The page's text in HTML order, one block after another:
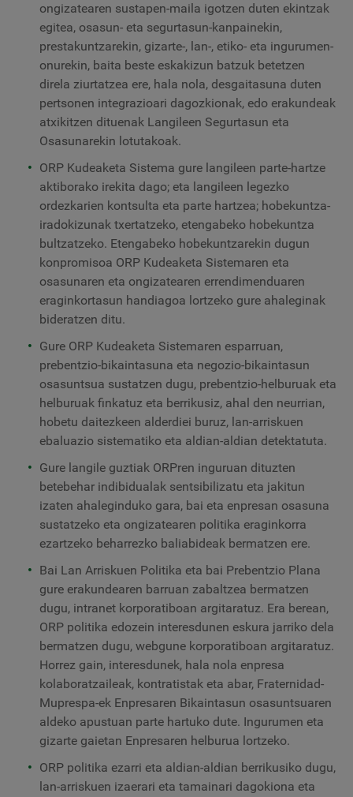
ongizatearen sustapen-maila igotzen duten ekintzak
egitea, osasun- eta segurtasun-kanpainekin,
prestakuntzarekin, gizarte-, lan-, etiko- eta ingurumen-
onurekin, baita beste eskakizun batzuk betetzen
direla ziurtatzea ere, hala nola, desgaitasuna duten
pertsonen integrazioari dagozkionak, edo erakundeak
atxikitzen dituenak Langileen Segurtasun eta
Osasunarekin lotutakoak.
ORP Kudeaketa Sistema gure langileen parte-hartze
aktiborako irekita dago; eta langileen legezko
ordezkarien kontsulta eta parte hartzea; hobekuntza-
iradokizunak txertatzeko, etengabeko hobekuntza
bultzatzeko. Etengabeko hobekuntzarekin dugun
konpromisoa ORP Kudeaketa Sistemaren eta
osasunaren eta ongizatearen errendimenduaren
eraginkortasun handiagoa lortzeko gure ahaleginak
bideratzen ditu.
Gure ORP Kudeaketa Sistemaren esparruan,
prebentzio-bikaintasuna eta negozio-bikaintasun
osasuntsua sustatzen dugu, prebentzio-helburuak eta
helburuak finkatuz eta berrikusiz, ahal den neurrian,
hobetu daitezkeen alderdiei buruz, lan-arriskuen
ebaluazio sistematiko eta aldian-aldian detektatuta.
Gure langile guztiak ORPren inguruan dituzten
betebehar indibidualak sentsibilizatu eta jakitun
izaten ahaleginduko gara, bai eta enpresan osasuna
sustatzeko eta ongizatearen politika eraginkorra
ezartzeko beharrezko baliabideak bermatzen ere.
Bai Lan Arriskuen Politika eta bai Prebentzio Plana
gure erakundearen barruan zabaltzea bermatzen
dugu, intranet korporatiboan argitaratuz. Era berean,
ORP politika edozein interesdunen eskura jarriko dela
bermatzen dugu, webgune korporatiboan argitaratuz.
Horrez gain, interesdunek, hala nola enpresa
kolaboratzaileak, kontratistak eta abar, Fraternidad-
Muprespa-ek Enpresaren Bikaintasun osasuntsuaren
aldeko apustuan parte hartuko dute. Ingurumen eta
gizarte gaietan Enpresaren helburua lortzeko.
ORP politika ezarri eta aldian-aldian berrikusiko dugu,
lan-arriskuen izaerari eta tamainari dagokiona eta